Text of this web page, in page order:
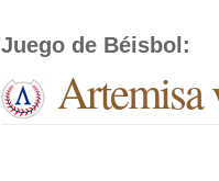
Juego de Béisbol :
Artemisa